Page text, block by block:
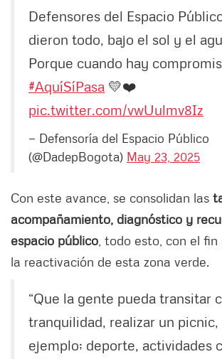
Defensores del Espacio
dieron todo, bajo el sol y el
Porque cuando hay
#AquíSíPasa 💛❤️
pic.twitter.com/vwUulmv8Iz
— Defensoría del Espacio Público
(@DadepBogota) May 23, 2025
Con este avance, se consolidan las
acompañamiento, diagnóstico y
espacio público , todo esto, con el
la reactivación de esta zona verde.
“Que la gente pueda transitar
tranquilidad, realizar un picnic,
ejemplo; deporte, actividades